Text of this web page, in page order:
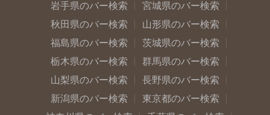
岩手県のバー検索
宮城県のバー検索
秋田県のバー検索
山形県のバー検索
福島県のバー検索
茨城県のバー検索
栃木県のバー検索
群馬県のバー検索
山梨県のバー検索
長野県のバー検索
新潟県のバー検索
東京都のバー検索